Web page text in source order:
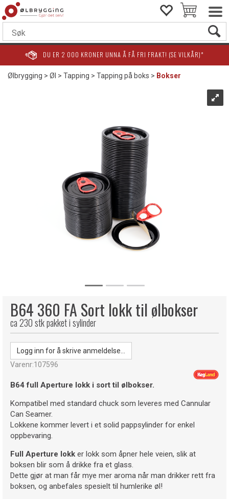
DU ER 2 000 KRONER UNNA Å FÅ FRI FRAKT! (SE VILKÅR)*
Ølbrygging>Øl >Tapping>Tapping på boks> Bokser
B64 360 FA Sort lokk til ølbokser
ca 230 stk pakket i sylinder
Logg inn for å skrive anmeldelse...
Varenr:107596
B64 full Aperture lokk i sort til ølbokser.
Kompatibel med standard chuck som leveres med Cannular
Can Seamer.
Lokkene kommer levert i et solid pappsylinder for enkel
oppbevaring.
Full Aperture lokk er lokk som åpner hele veien, slik at
boksen blir som å drikke fra et glass.
Dette gjør at man får mye mer aroma når man drikker rett fra
boksen, og anbefales spesielt til humlerike øl!